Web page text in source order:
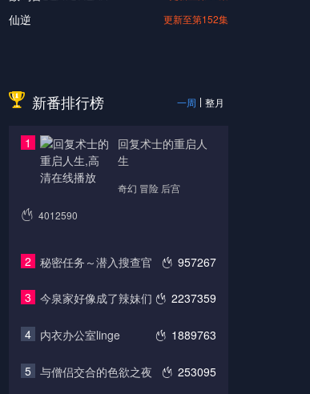
仙逆 更新至第152集
新番排行榜 一周 整月
1
回复术士的重启人
生
奇幻 冒险 后宫
4012590
2 957267
秘密任务～潜入搜查官
3 2237359
今泉家好像成了辣妹们
4 1889763
内衣办公室linge
5 253095
与僧侣交合的色欲之夜